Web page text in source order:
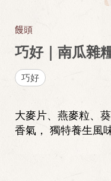
饅頭
巧好｜南瓜雜
巧好
大麥片、燕麥粒、
香氣， 獨特養生風